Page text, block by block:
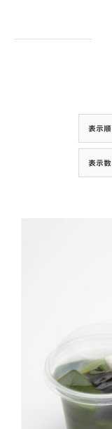
表示順
表示数